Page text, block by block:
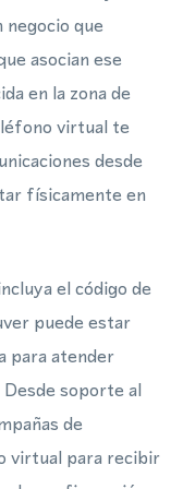
negocio que
asocian ese
en la zona de
virtual te
desde
físicamente en
el código de
puede estar
para atender
soporte al
de
virtual para recibir